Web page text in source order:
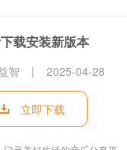
载安装新版本
智 | 2025-04-28
立即下载